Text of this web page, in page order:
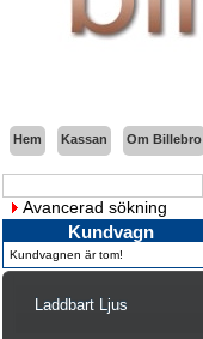
Hem Kassan Om Billebro
Avancerad sökning
Kundvagn
Kundvagnen är tom!
Laddbart Ljus